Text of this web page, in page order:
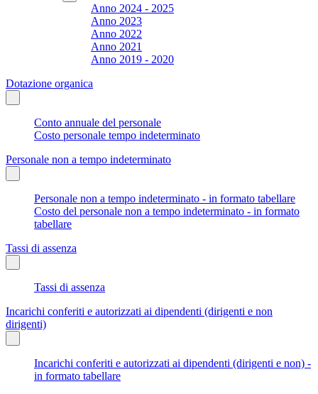
Anno 2024 - 2025
Anno 2023
Anno 2022
Anno 2021
Anno 2019 - 2020
Dotazione organica
Conto annuale del personale
Costo personale tempo indeterminato
Personale non a tempo indeterminato
Personale non a tempo indeterminato - in formato tabellare
Costo del personale non a tempo indeterminato - in formato
tabellare
Tassi di assenza
Tassi di assenza
Incarichi conferiti e autorizzati ai dipendenti (dirigenti e non
dirigenti)
Incarichi conferiti e autorizzati ai dipendenti (dirigenti e non) -
in formato tabellare